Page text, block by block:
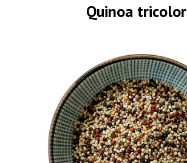
Quinoa tricolor